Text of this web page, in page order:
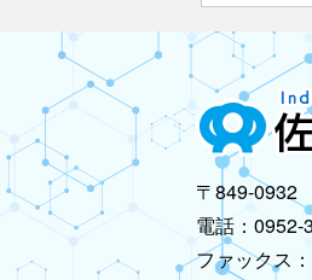
〒849-0932
電話：0952-
ファックス